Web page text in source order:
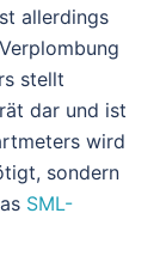
allerdings
stellt
dar und ist
wird
sondern
SML-